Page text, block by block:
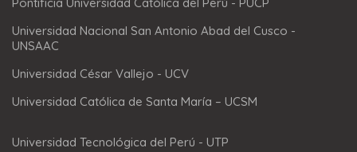
Universidad Nacional San Antonio Abad del Cusco -
UNSAAC
Universidad César Vallejo - UCV
Universidad Católica de Santa María – UCSM
Universidad Tecnológica del Perú - UTP